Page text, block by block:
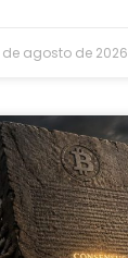
de agosto de 2026